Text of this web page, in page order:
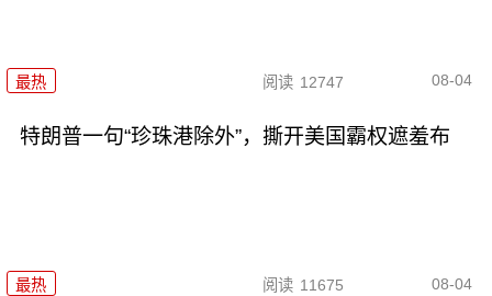
最热 阅读 12747 08-04
特朗普一句“珍珠港除外”，撕开美国霸权遮羞布
最热 阅读 11675 08-04